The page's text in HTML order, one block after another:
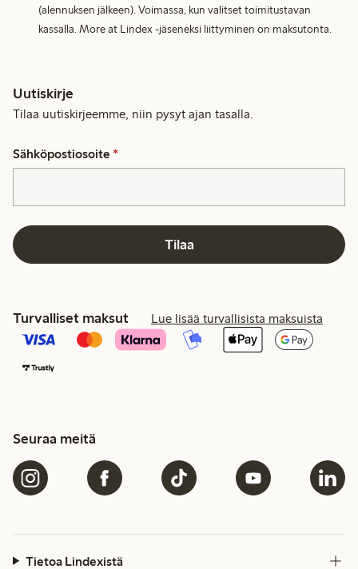
(alennuksen jälkeen). Voimassa, kun valitset toimitustavan
kassalla. More at Lindex -jäseneksi liittyminen on maksutonta.
Uutiskirje
Tilaa uutiskirjeemme, niin pysyt ajan tasalla.
Sähköpostiosoite *
Tilaa
Turvalliset maksut Lue lisää turvallisista maksuista
Seuraa meitä
Tietoa Lindexistä